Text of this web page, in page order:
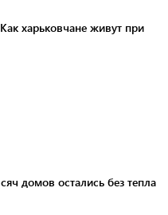
харьковчане живут при
домов остались без тепла